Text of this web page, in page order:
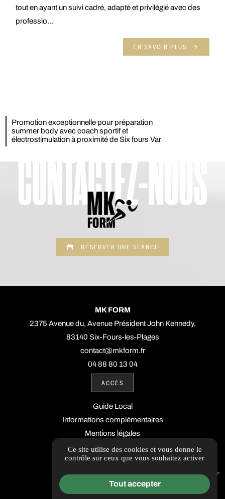
tout en ayant un suivi cadré, adapté et privilégié avec des
professio...
EN SAVOIR PLUS
Promotion exceptionnelle pour préparation
summer body avec coach sportif et
électrostimulation à proximité de Six fours Var
CONTACTEZ-NOUS
RÉSERVER UNE SÉANCE
MK FORM
2375 Avenue du, Avenue Président John Kennedy,
83140 Six-Fours-les-Plages
contact@mkform.fr
04 88 80 13 04
ACCÈS
Guide Local
Informations complémentaires
Mentions légales
Politique de confidentialité
Gestion des cookies
Ce site utilise des cookies et vous donne le
contrôle sur ceux que vous souhaitez activer
Tout accepter